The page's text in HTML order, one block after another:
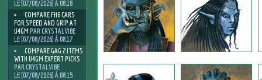
LE [07/08/2026] À 08:18
COMPARE FH6 CARS
FOR SPEED AND GRIP AT
U4GM PAR CRYSTALVIBE
LE [07/08/2026] À 08:17
COMPARE GAG 2 ITEMS
WITH U4GM EXPERT PICKS
PAR CRYSTALVIBE
LE [07/08/2026] À 08:15